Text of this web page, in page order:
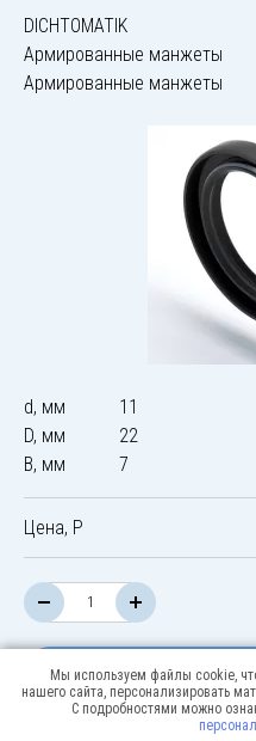
DICHTOMATIK
Армированные манжеты
Армированные манжеты
d, мм
11
D, мм
22
B, мм
7
Цена, Р
В
Мы используем файлы cookie,
нашего сайта, персонализировать
С подробностями можно